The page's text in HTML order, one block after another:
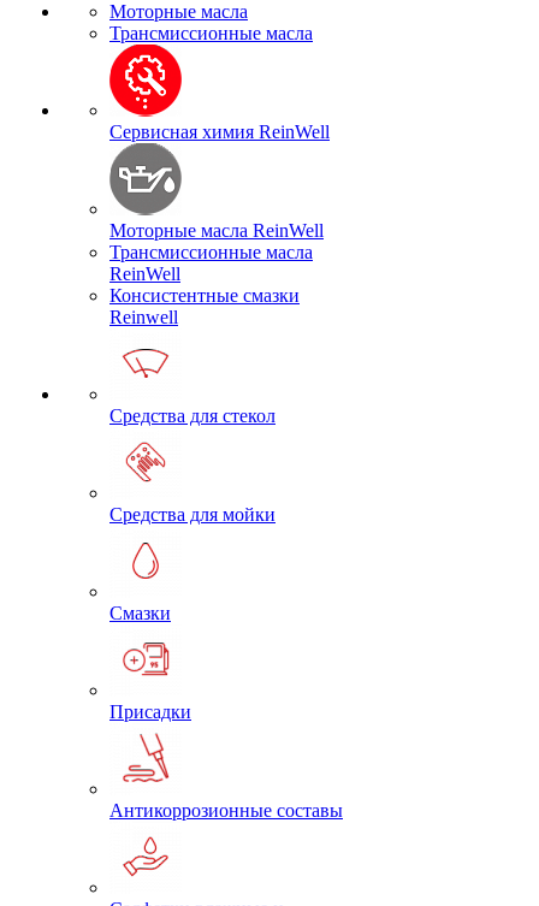
Моторные масла
Трансмиссионные масла
Сервисная химия ReinWell
Моторные масла ReinWell
Трансмиссионные масла
ReinWell
Консистентные смазки
Reinwell
Средства для стекол
Средства для мойки
Смазки
Присадки
Антикоррозионные составы